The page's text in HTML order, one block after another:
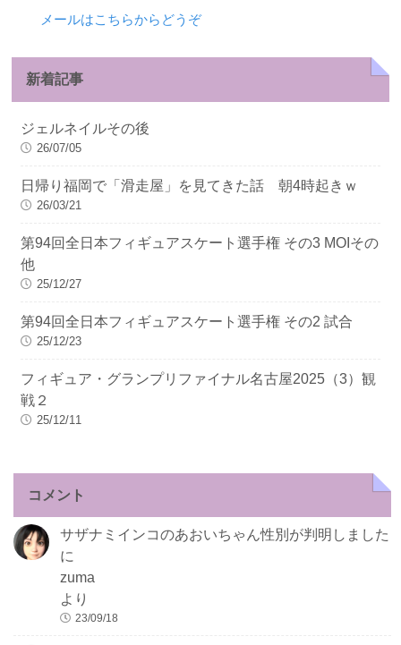
メールはこちらからどうぞ
新着記事
ジェルネイルその後
26/07/05
日帰り福岡で「滑走屋」を見てきた話 朝4時起きｗ
26/03/21
第94回全日本フィギュアスケート選手権 その3 MOIその
他
25/12/27
第94回全日本フィギュアスケート選手権 その2 試合
25/12/23
フィギュア・グランプリファイナル名古屋2025（3）観
戦２
25/12/11
コメント
サザナミインコのあおいちゃん性別が判明しました
に
zuma
より
23/09/18